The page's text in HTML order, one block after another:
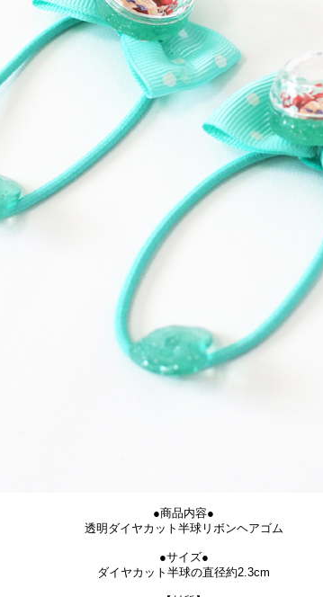
●商品内容●
透明ダイヤカット半球リボンヘアゴム
●サイズ●
ダイヤカット半球の直径約2.3cm